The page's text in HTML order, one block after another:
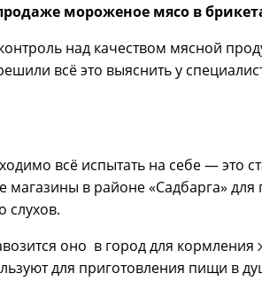
мороженое мясо в
над качеством мясной
всё это выяснить у
всё испытать на себе — это
магазины в районе «Садбарга»
слухов.
оно в город для
для приготовления пищи в